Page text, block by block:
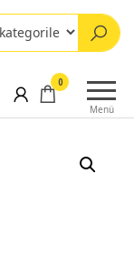
Menü
0